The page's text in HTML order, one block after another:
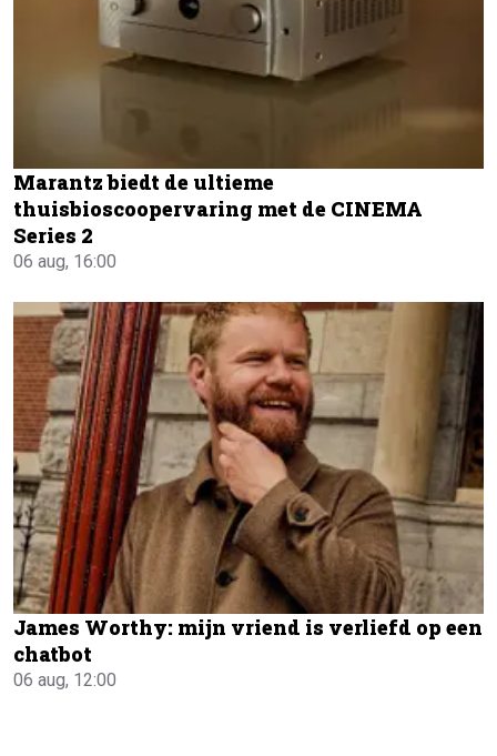
Marantz biedt de ultieme
thuisbioscoopervaring met de CINEMA
Series 2
06 aug, 16:00
James Worthy: mijn vriend is verliefd op een
chatbot
06 aug, 12:00